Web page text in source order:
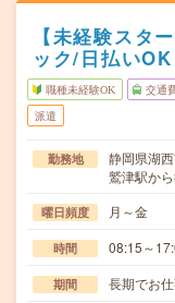
【未経験スタ
ック/日払いOK
職種未経験OK 交通
派遣
勤務地
静岡県湖
鷲津駅か
曜日頻度 月～金
時間 08:15～
期間 長期でお